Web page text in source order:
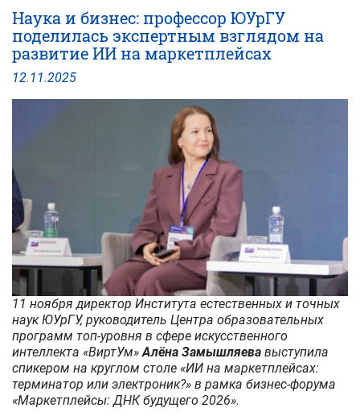
робототехника,
искусственный
интеллект
и
человек
Наука и бизнес: профессор ЮУрГУ
поделилась экспертным взглядом на
развитие ИИ на маркетплейсах
12. 11.2025
11 ноября директор Института естественных и точных
наук ЮУрГУ, руководитель Центра образовательных
программ топ-уровня в сфере искусственного
интеллекта «ВиртУм»Алёна Замышляева выступила
спикером на круглом столе «ИИ на маркетплейсах:
терминатор или электроник?» в рамка бизнес-форума
«Маркетплейсы: ДНК будущего 2026».